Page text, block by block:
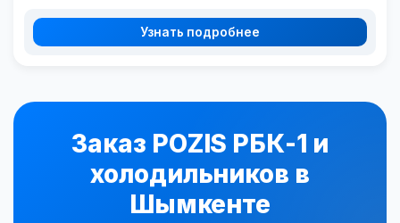
Узнать подробнее
Заказ POZIS РБК-1 и
холодильников в
Шымкенте